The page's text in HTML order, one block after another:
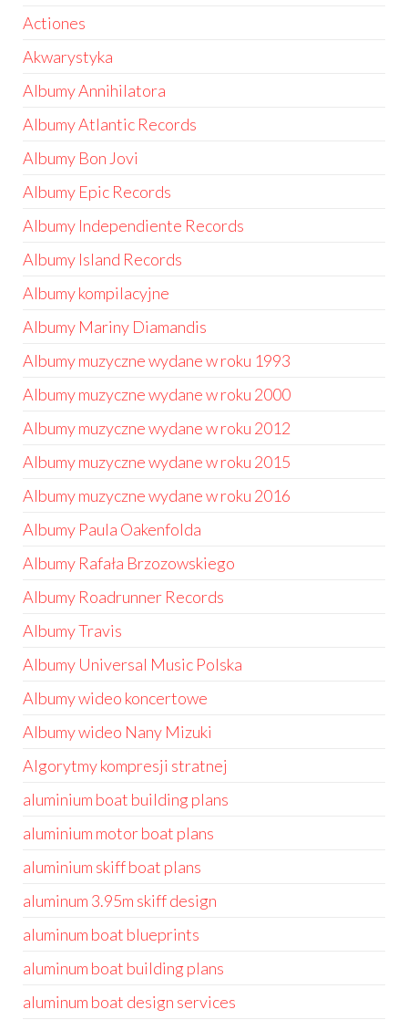
Actiones
Akwarystyka
Albumy Annihilatora
Albumy Atlantic Records
Albumy Bon Jovi
Albumy Epic Records
Albumy Independiente Records
Albumy Island Records
Albumy kompilacyjne
Albumy Mariny Diamandis
Albumy muzyczne wydane w roku 1993
Albumy muzyczne wydane w roku 2000
Albumy muzyczne wydane w roku 2012
Albumy muzyczne wydane w roku 2015
Albumy muzyczne wydane w roku 2016
Albumy Paula Oakenfolda
Albumy Rafała Brzozowskiego
Albumy Roadrunner Records
Albumy Travis
Albumy Universal Music Polska
Albumy wideo koncertowe
Albumy wideo Nany Mizuki
Algorytmy kompresji stratnej
aluminium boat building plans
aluminium motor boat plans
aluminium skiff boat plans
aluminum 3.95m skiff design
aluminum boat blueprints
aluminum boat building plans
aluminum boat design services